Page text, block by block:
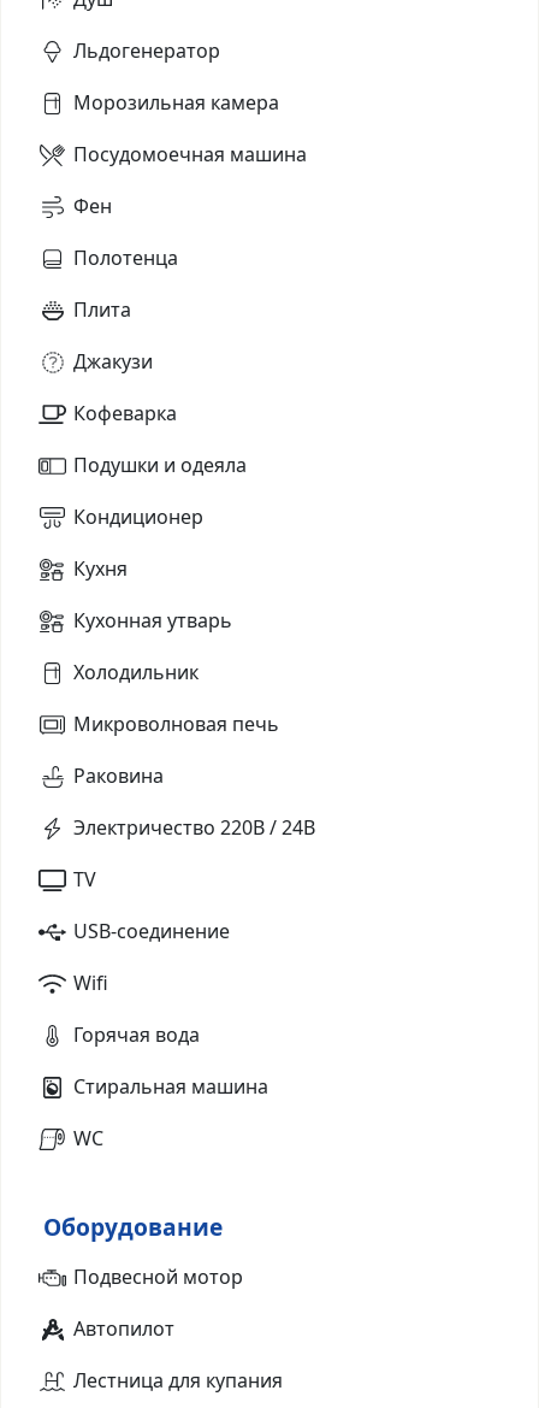
Льдогенератор
Морозильная камера
Посудомоечная машина
Фен
Полотенца
Плита
Джакузи
Кофеварка
Подушки и одеяла
Кондиционер
Кухня
Кухонная утварь
Холодильник
Микроволновая печь
Раковина
Электричество 220В / 24В
TV
USB-соединение
Wifi
Горячая вода
Стиральная машина
WC
Оборудование
Подвесной мотор
Автопилот
Лестница для купания